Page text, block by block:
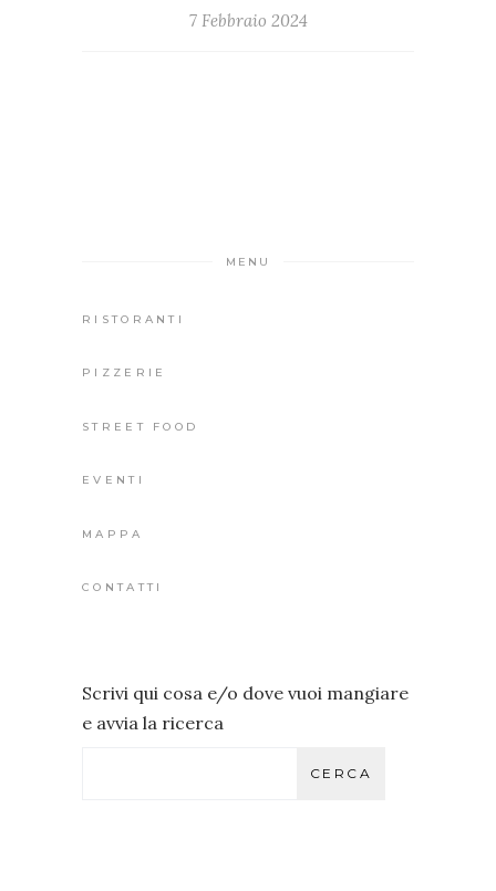
7 Febbraio 2024
MENU
RISTORANTI
PIZZERIE
STREET FOOD
EVENTI
MAPPA
CONTATTI
Scrivi qui cosa e/o dove vuoi mangiare
e avvia la ricerca
CERCA